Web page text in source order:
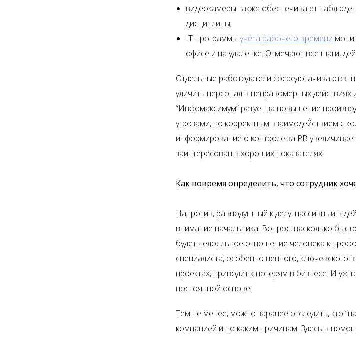
видеокамеры также обеспечивают
дисциплины;
IT-программы учета рабочего времени
офисе и на удаленке. Отмечают все шаги,
Отдельные работодатели сосредотачиваются
уличить персонал в неправомерных
“Инфомаксимум” ратует за повышение
угрозами, но корректным взаимодействием с
информирование о контроле за РВ
заинтересован в хороших показателях.
Как вовремя определить, что сотрудник
Напротив, равнодушный к делу, пассивный в
внимание начальника. Вопрос, насколько
будет нелояльное отношение человека к
специалиста, особенно ценного, ключевского
проектах, приводит к потерям в бизнесе. И уж
постоянной основе.
Тем не менее, можно заранее отследить, кто
компанией и по каким причинам. Здесь в